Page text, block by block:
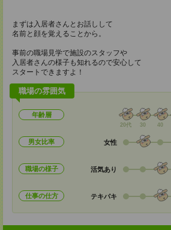
まずは入居者さんとお話しして
名前と顔を覚えることから。
事前の職場見学で施設のスタッフや
入居者さんの様子も知れるので安心して
スタートできますよ！
職場の雰囲気
年齢層
20代 30 40
男女比率 女性
職場の様子 活気あり
仕事の仕方 テキパキ